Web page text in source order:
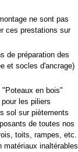
ne sont pas
ces prestations sur
de préparation des
et socles d'ancrage)
en bois"
les piliers
sol sur piètements
de toutes nos
toits, rampes, etc.
matériaux inaltérables